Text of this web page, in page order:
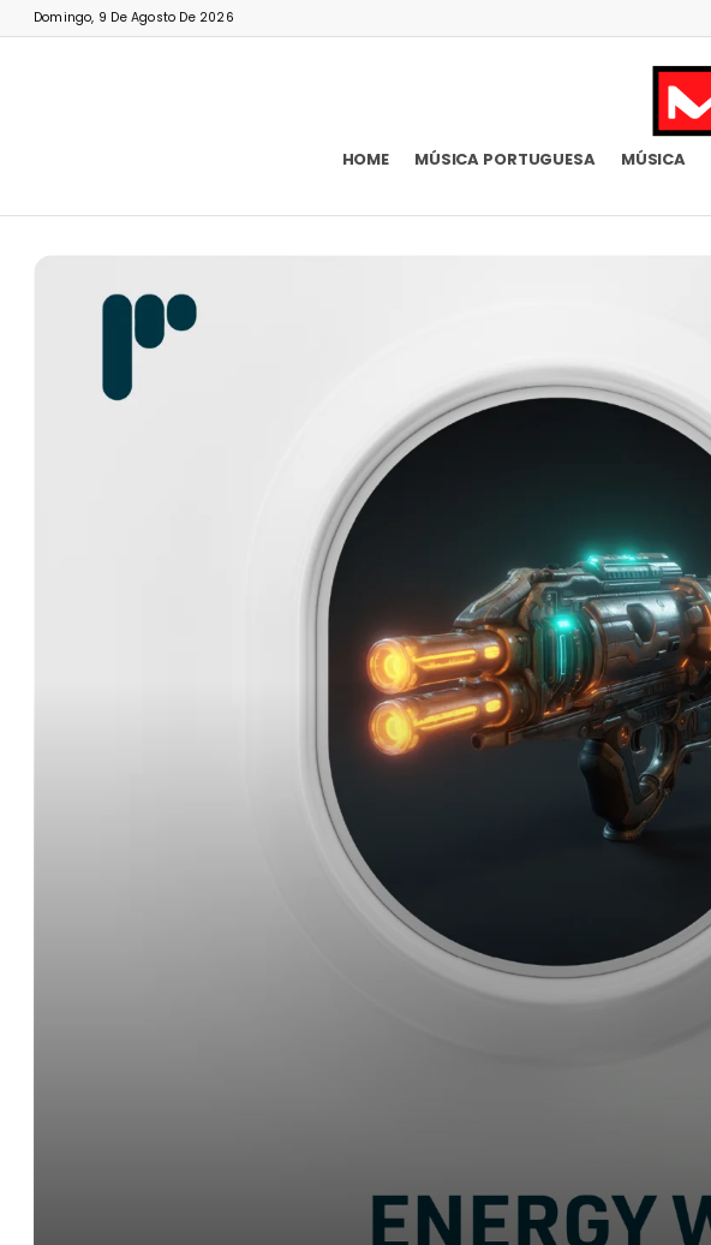
Domingo, 9 De Agosto De 2026
HOME MÚSICA PORTUGUESA MÚSICA